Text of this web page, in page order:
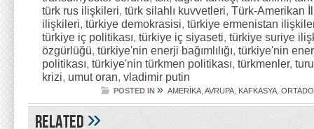
türk rus ilişkileri, türk silahlı kuvvetleri, Türk-Amerikan
ilişkileri, türkiye demokrasisi, türkiye ermenistan
türkiye iç politikası, türkiye iç siyaseti, türkiye suriye
özgürlüğü, türkiye'nin enerji bağımlılığı, türkiye'nin
politikası, türkiye'nin türkmen politikası, türkmenler,
krizi, umut oran, vladimir putin
POSTED IN » AMERİKA AVRUPA KAFKASYA
Related»